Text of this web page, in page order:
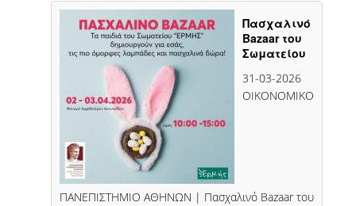
Πασχαλινό
Bazaar του
Σωματείου
3 Απριλίου
2026
31-03-2026
ΟΙΚΟΝΟΜΙΚΟ
ΠΑΝΕΠΙΣΤΗΜΙΟ ΑΘΗΝΩΝ | Πασχαλινό Bazaar του